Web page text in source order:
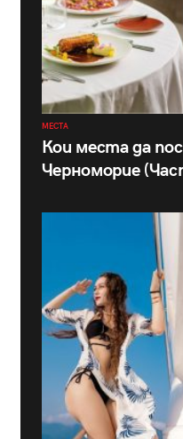
МЕСТА
Кои места да
Черноморие